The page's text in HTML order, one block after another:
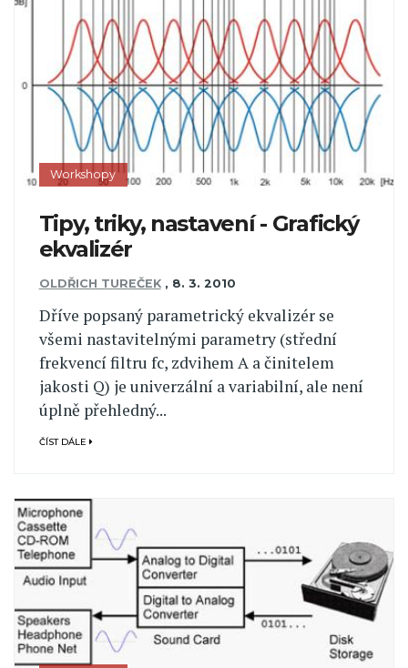
Workshopy
Tipy, triky, nastavení - Grafický
ekvalizér
OLDŘICH TUREČEK , 8. 3. 2010
Dříve popsaný parametrický ekvalizér se
všemi nastavitelnými parametry (střední
frekvencí filtru fc, zdvihem A a činitelem
jakosti Q) je univerzální a variabilní, ale není
úplně přehledný...
ČÍST DÁLE